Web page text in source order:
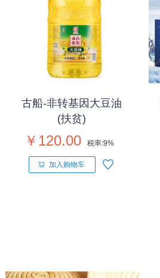
古船-非转基因大豆油
(扶贫)
￥120.00 税率:9%
加入购物车